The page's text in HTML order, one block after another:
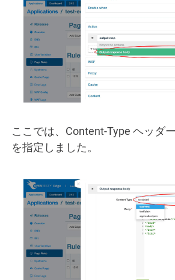
ここでは、Content-Type ヘッダ
を指定しました。